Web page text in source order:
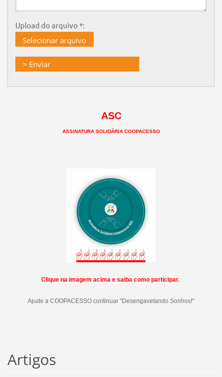
Upload do arquivo *:
Selecionar arquivo
ASC
ASSINATURA SOLIDÁRIA COOPACESSO
Clique na imagem acima e saiba como participar.
Ajude a COOPACESSO continuar "Desengavetando Sonhos!"
Artigos